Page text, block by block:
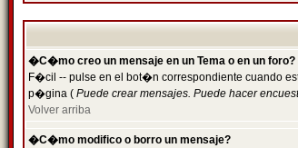
�C�mo creo un mensaje en un Tema o en un foro?
F�cil -- pulse en el bot�n correspondiente cuando
p�gina ( Puede crear mensajes. Puede hacer
Volver arriba
�C�mo modifico o borro un mensaje?